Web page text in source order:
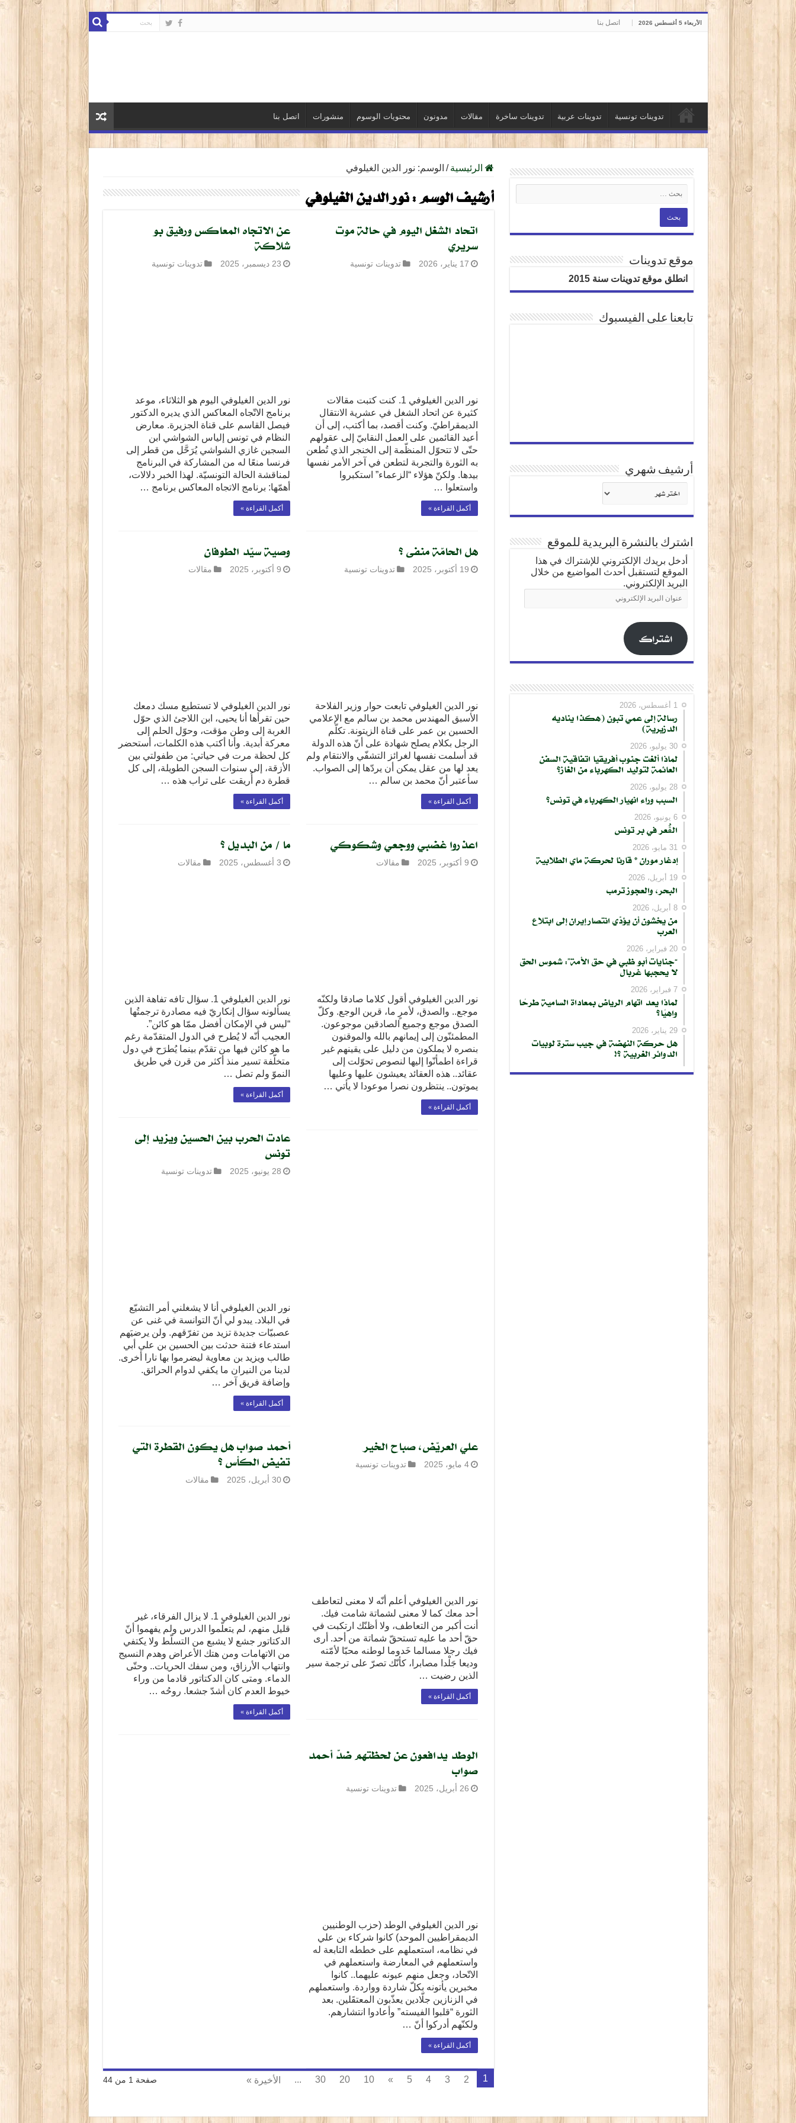
الأربعاء 5 أغسطس 2026 اتصل بنا
تدوينات تونسية تدوينات عربية تدوينات ساخرة مقالات مدونون محتويات الوسوم منشورات اتصل بنا
الرئيسية / الوسم: نور الدين الغيلوفي
أرشيف الوسم :نور الدين الغيلوفي
اتحاد الشغل اليوم في حالة موت
سريري
17 يناير، 2026 تدوينات تونسية
نور الدين الغيلوفي 1. كنت كتبت مقالات
كثيرة عن اتحاد الشغل في عشرية الانتقال
الديمقراطيّ. وكنت أقصد، بما أكتب، إلى أن
أعيد القائمين على العمل النقابيّ إلى عقولهم
حتّى لا تتحوّل المنظّمة إلى الخنجر الذي تُطعن
به الثورة والتجربة لتطعن في آخر الأمر نفسها
بيدها. ولكنّ هؤلاء “الزعماء” استكبروا
واستعلوا …
أكمل القراءة »
عن الاتجاه المعاكس ورفيق بو
شلاكة
23 ديسمبر، 2025 تدوينات تونسية
نور الدين الغيلوفي اليوم هو الثلاثاء، موعد
برنامج الاتّجاه المعاكس الذي يديره الدكتور
فيصل القاسم على قناة الجزيرة. معارض
النظام في تونس إلياس الشواشي ابن
السجين غازي الشواشي يُرَحَّل من قطر إلى
فرنسا منعًا له من المشاركة في البرنامج
لمناقشة الحالة التونسيّة. لهذا الخبر دلالات،
أهمّها: برنامج الاتجاه المعاكس برنامج …
أكمل القراءة »
هل الحامّة منفى ؟
19 أكتوبر، 2025 تدوينات تونسية
نور الدين الغيلوفي تابعت حوار وزير الفلاحة
الأسبق المهندس محمد بن سالم مع الإعلامي
الحسين بن عمر على قناة الزيتونة. تكلّم
الرجل بكلام يصلح شهادة على أنّ هذه الدولة
قد أسلمت نفسها لغرائز التشفّي والانتقام ولم
يعد لها من عقل يمكن أن يردّها إلى الصواب.
سأعتبر أنّ محمد بن سالم …
أكمل القراءة »
وصية سيّد الطوفان
9 أكتوبر، 2025 مقالات
نور الدين الغيلوفي لا تستطيع مسك دمعك
حين تقرأها أنا يحيى، ابن اللاجئ الذي حوّل
الغربة إلى وطن مؤقت، وحوّل الحلم إلى
معركة أبدية. وأنا أكتب هذه الكلمات، أستحضر
كل لحظة مرت في حياتي: من طفولتي بين
الأزقة، إلى سنوات السجن الطويلة، إلى كل
قطرة دم أُريقت على تراب هذه …
أكمل القراءة »
اعذروا غضبي ووجعي وشكوكي
9 أكتوبر، 2025 مقالات
نور الدين الغيلوفي أقول كلاما صادقا ولكنّه
موجع.. والصدق، لأمرٍ ما، قرين الوجع. وكلّ
الصدق موجع وجميع الصادقين موجوعون.
المطمئنّون إلى إيمانهم بالله والموقنون
بنصره لا يملكون من دليل على يقينهم غير
قراءة اطمأنّوا إليها لنصوص تحوّلت إلى
عقائد.. هذه العقائد يعيشون عليها وعليها
يموتون.. ينتظرون نصرا موعودا لا يأتي …
أكمل القراءة »
ما / من البديل ؟
3 أغسطس، 2025 مقالات
نور الدين الغيلوفي 1. سؤال تافه تفاهة الذين
يسألونه سؤال إنكاريّ فيه مصادرة ترجمتُها
“ليس في الإمكان أفضل ممّا هو كائن”.
العجيب أنّه لا يُطرح في الدول المتقدّمة رغم
ما هو كائن فيها من تقدّم بينما يُطرَح في دول
متخلّفة تسير منذ أكثر من قرن في طريق
النموّ ولم تصل …
أكمل القراءة »
عادت الحرب بين الحسين ويزيد إلى
تونس
28 يونيو، 2025 تدوينات تونسية
نور الدين الغيلوفي أنا لا يشغلني أمر التشيّع
في البلاد. يبدو لي أنّ التوانسة في غنى عن
عصبيّات جديدة تزيد من تفرّقهم. ولن يرضيَهم
استدعاء فتنة حدثت بين الحسين بن علي أبي
طالب ويزيد بن معاوية ليضرموا بها نارا أخرى.
لدينا من النيران ما يكفي لدوام الحرائق.
وإضافة فريق آخر …
أكمل القراءة »
علي العريّض، صباح الخير
4 مايو، 2025 تدوينات تونسية
نور الدين الغيلوفي أعلم أنّه لا معنى لتعاطف
أحد معك كما لا معنى لشماتة شامت فيك.
أنت أكبر من التعاطف، ولا أظنّك ارتكبت في
حقّ أحد ما عليه تستحقّ شماتة من أحد. أرى
فيك رجلا مسالما خَدوما لوطنه محبّا لأمّته
وديعا جَلْدا مصابرا، كأنّك تصرّ على ترجمة سير
الذين رضيت …
أكمل القراءة »
أحمد صواب هل يكون القطرة التي
تفيض الكأس ؟
30 أبريل، 2025 مقالات
نور الدين الغيلوفي 1. لا يزال الفرقاء، غير
قليل منهم، لم يتعلّموا الدرس ولم يفهموا أنّ
الدكتاتور جشع لا يشبع من التسلّط ولا يكتفي
من الاتهامات ومن هتك الأعراض وهدم النسيج
وانتهاب الأرزاق، ومن سفك الحريات.. وحتّى
الدماء. ومتى كان الدكتاتور قادما من وراء
خيوط العدم كان أشدّ جشعا. روحُه …
أكمل القراءة »
الوطد يدافعون عن لحظتهم ضدّ أحمد
صواب
26 أبريل، 2025 تدوينات تونسية
نور الدين الغيلوفي الوطد (حزب الوطنيين
الديمقراطيين الموحد) كانوا شركاء بن علي
في نظامه، استعملهم على خططه التابعة له
واستعملهم في المعارضة واستعملهم في
الاتّحاد، وجعل منهم عيونه عليهما.. كانوا
مخبرين يأتونه بكلّ شاردة وواردة. واستعملهم
في الزنازين جلّادين يعذّبون المعتقَلين. بعد
الثورة “قلبوا الفيسته” وأعادوا انتشارهم.
ولكنّهم أدركوا أنّ …
أكمل القراءة »
صفحة 1 من 44 1
2
3
4
5
»
10
20
30
... الأخيرة »
موقع تدوينات
انطلق موقع تدوينات سنة 2015
تابعنا على الفيسبوك
أرشيف شهري
شهري
اشترك بالنشرة البريدية للموقع
أدخل بريدك الإلكتروني للإشتراك في هذا
الموقع لتستقبل أحدث المواضيع من خلال
البريد الإلكتروني.
عنوان
البريد
اشتراك
1 أغسطس، 2026
رسالة إلى عمي تبون (هكذا يناديه
الدزيرية)
30 يوليو، 2026
لماذا ألغت جنوب أفريقيا اتفاقية السفن
العائمة لتوليد الكهرباء من الغاز؟
28 يوليو، 2026
السبب وراء انهيار الكهرباء في تونس؟
6 يونيو، 2026
الڨُعر في بر تونس
31 مايو، 2026
إدغار موران * قارئا لحركة ماي الطلابية
19 أبريل، 2026
البحر، والعجوز ترمب
8 أبريل، 2026
من يخشون أن يؤدّي انتصار إيران إلى ابتلاع
العرب
20 فبراير، 2026
“جنايات أبو ظبي في حق الأمة”: شموس الحق
لا يحجبها غربال
7 فبراير، 2026
لماذا يعد اتهام الرياض بمعاداة السامية طرحًا
واهيًا؟
29 يناير، 2026
هل حركة النهضة في جيب سترة لوبيات
الدوائر الغربية ؟!